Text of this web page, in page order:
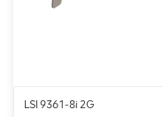
LSI 9361-8i 2G